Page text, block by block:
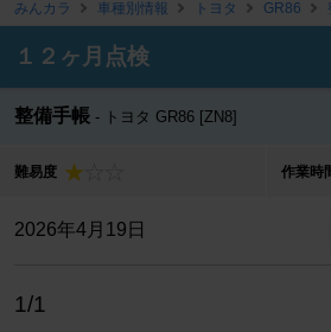
みんカラ 車種別情報 トヨタ GR86
１２ヶ月点検
整備手帳 トヨタ GR86 [ZN8]
難易度 作業時
2026年4月19日
1/1